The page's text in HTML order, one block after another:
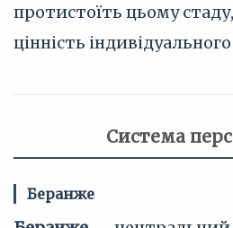
протистоїть цьому
цінність
Система
Беранже